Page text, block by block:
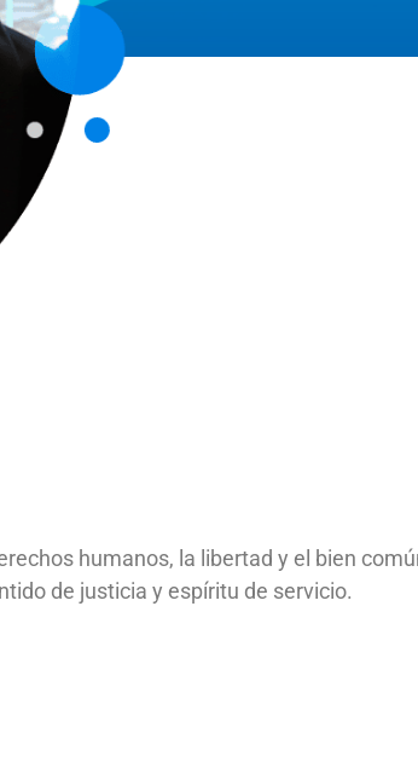
humanos, la libertad y el bien
de justicia y espíritu de servicio.